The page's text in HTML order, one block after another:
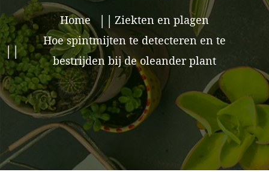
Home
Ziekten en plagen
Hoe spintmijten te detecteren en te
bestrijden bij de oleander plant